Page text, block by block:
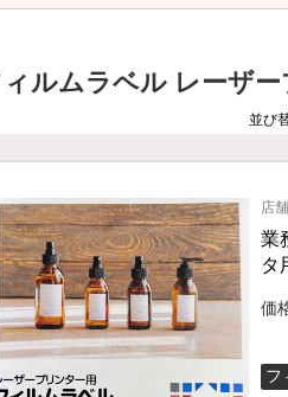
ィルムラベル レーザ
並び
店
業
タ
価
フ